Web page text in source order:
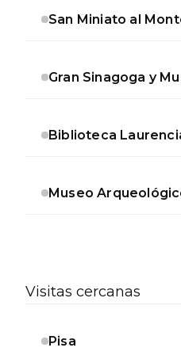
San Miniato al
Gran Sinagoga y
Biblioteca
Museo
Visitas cercanas
Pisa